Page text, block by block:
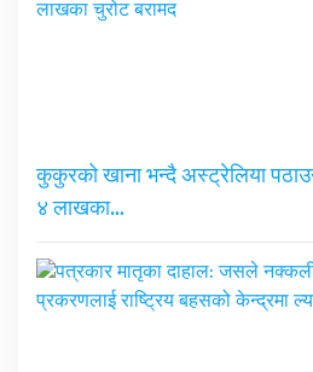
कुकुरको खाना भन्दै अस्ट्रेलिया
४ लाखका…